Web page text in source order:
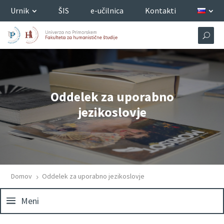
Urnik ŠIS e-učilnica Kontakti
Oddelek za uporabno
jezikoslovje
Domov 5 Oddelek za uporabno jezikoslovje
Meni